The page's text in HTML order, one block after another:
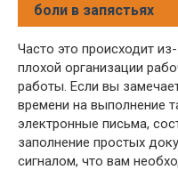
боли в запястьях
Часто это происходит
плохой организации
работы. Если вы
времени на выполнение
электронные письма,
заполнение простых
сигналом, что вам